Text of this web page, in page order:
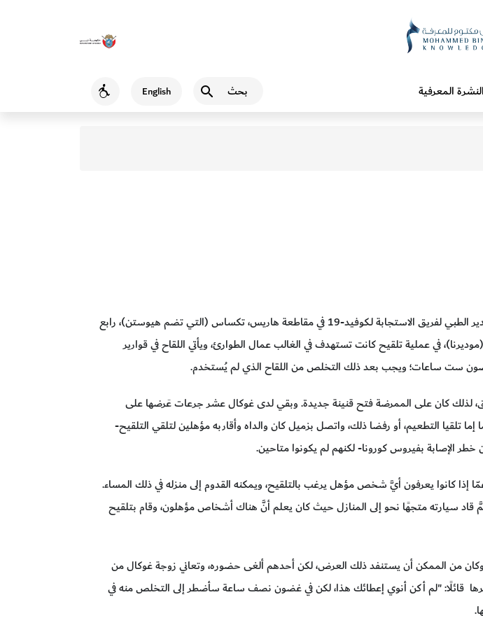
English
Accessibility النشرة المعرفية
ملبورن- في 29 كانون الأول/ديسمبر من العام الماضي، كان حسن غوكال، المدير الطبي لفريق الاستجابة لـكوفيد-19 في مقاطعة هاريس، تكساس (التي تضم هيوستن)، رابع
في عملية تلقيح كانت تستهدف في الغالب عمال الطوارئ، ويأتي اللقاح في قوارير
ست ساعات؛ ويجب بعد ذلك التخلص من اللقاح الذي لم يُستخدم.
لذلك كان على الممرضة فتح قنينة جديدة. وبقي لدى غوكال عشر جرعات عَرضها على
إما تلقيا التطعيم، أو رفضا ذلك، واتصل بزميل كان والداه وأقاربه مؤهلين لتلقي التلقيح-
إذا كانوا يعرفون أيَّ شخص مؤهل يرغب بالتلقيح، ويمكنه القدوم إلى منزله في ذلك المساء.
سيارته متجهًا نحو إلى المنازل حيث كان يعلم أنَّ هناك أشخاص مؤهلون، وقام بتلقيح
وكان من الممكن أن يستنفد ذلك العرض، لكن أحدهم ألغى حضوره، وتعاني زوجة غوكال من
قائلًا: "لم أكن أنوي إعطائك هذا، لكن في غضون نصف ساعة سأضطر إلى التخلص منه في